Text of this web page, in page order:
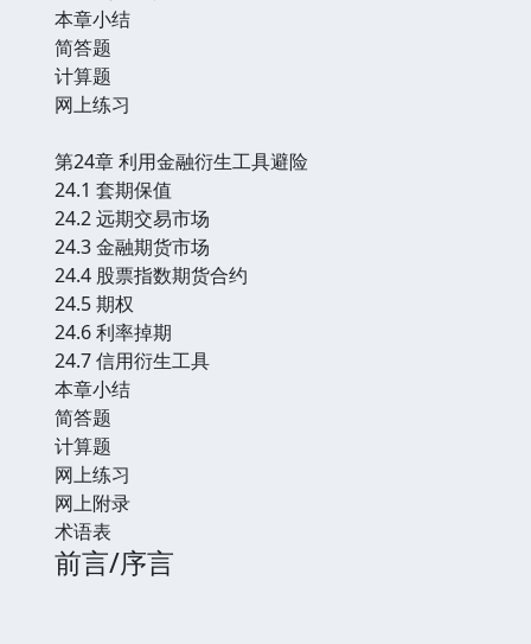
本章小结
简答题
计算题
网上练习
第24章 利用金融衍生工具避险
24.1 套期保值
24.2 远期交易市场
24.3 金融期货市场
24.4 股票指数期货合约
24.5 期权
24.6 利率掉期
24.7 信用衍生工具
本章小结
简答题
计算题
网上练习
网上附录
术语表
前言/序言